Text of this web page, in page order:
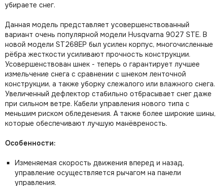
убираете снег.
Данная модель представляет усовершенствованный
вариант очень популярной модели Husqvarna 9027 STE. В
новой модели ST268EP был усилен корпус, многочисленные
рёбра жесткости усиливают прочность конструкции.
Усовершенствован шнек - теперь о гарантирует лучшее
измельчение снега с сравнении с шнеком ленточной
конструкции, а также уборку слежалого или влажного снега.
Увеличенный дефлектор стабильно отбрасывает снег даже
при сильном ветре. Кабели управления нового типа с
меньшим риском обледенения. А также более широкие шины,
которые обеспечивают лучшую манёвреность.
Особенности:
Изменяемая скорость движения вперед и назад,
управление осуществляется рычагом на панели
управления.